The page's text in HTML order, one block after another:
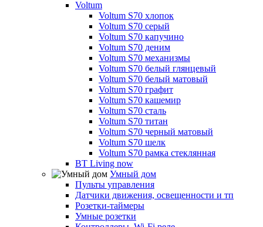
Voltum
Voltum S70 хлопок
Voltum S70 серый
Voltum S70 капучино
Voltum S70 деним
Voltum S70 механизмы
Voltum S70 белый глянцевый
Voltum S70 белый матовый
Voltum S70 графит
Voltum S70 кашемир
Voltum S70 сталь
Voltum S70 титан
Voltum S70 черный матовый
Voltum S70 шелк
Voltum S70 рамка стеклянная
BT Living now
Умный дом
Пульты управления
Датчики движения, освещенности и тп
Розетки-таймеры
Умные розетки